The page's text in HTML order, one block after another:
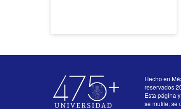
Hecho en
reservados
Esta página
se mutile, se